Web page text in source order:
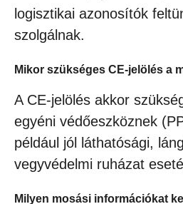
logisztikai azonosítók
szolgálnak.
Mikor szükséges CE-jelölés a
A CE-jelölés akkor
egyéni védőeszköznek
például jól láthatósági,
vegyvédelmi ruházat
Milyen mosási információkat